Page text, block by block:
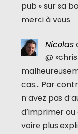
pub » sur sa
merci à vous
Nicolas
@
cas… Par
n’avez pas
d’imprimer
voire plus